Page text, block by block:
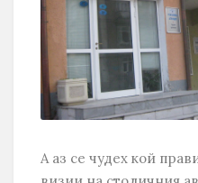
А аз се чудех кой